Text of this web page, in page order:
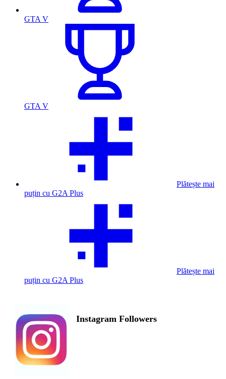
GTA V
GTA V
Plătește mai
puțin cu G2A Plus
Plătește mai
puțin cu G2A Plus
Instagram Followers